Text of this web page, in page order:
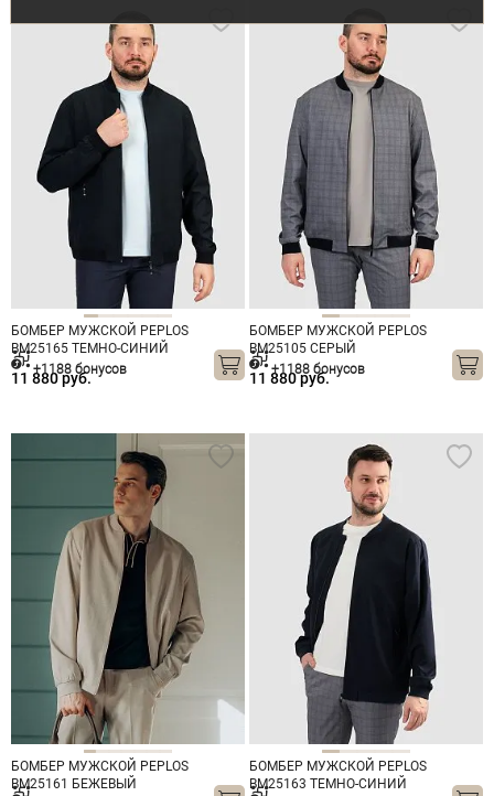
БОМБЕР МУЖСКОЙ PEPLOS
BM25165 ТЕМНО-СИНИЙ
11 880 руб.
+1188 бонусов
БОМБЕР МУЖСКОЙ PEPLOS
BM25105 СЕРЫЙ
11 880 руб.
+1188 бонусов
БОМБЕР МУЖСКОЙ PEPLOS
BM25161 БЕЖЕВЫЙ
БОМБЕР МУЖСКОЙ PEPLOS
BM25163 ТЕМНО-СИНИЙ